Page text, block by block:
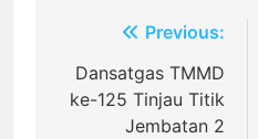
Navigasi
pos
Previous:
Dansatgas TMMD
ke-125 Tinjau Titik
Jembatan 2